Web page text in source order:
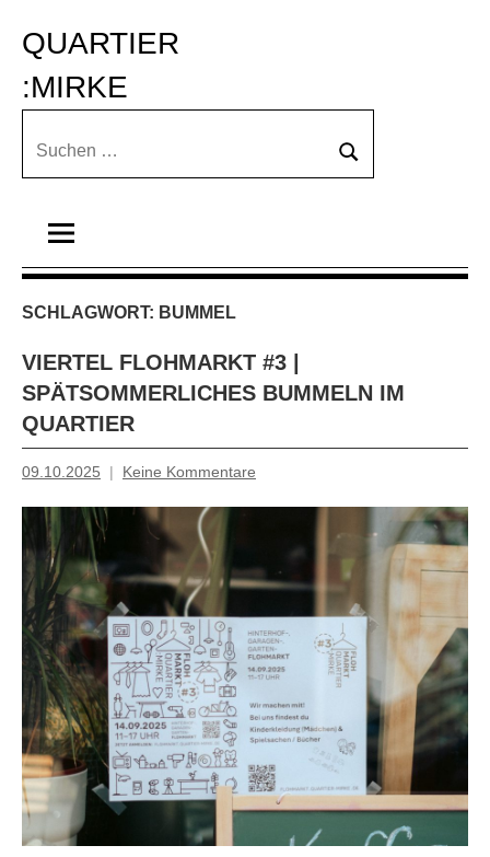
Inhalt
springen
QUARTIER
:MIRKE
Suchen
Suchen
SCHLAGWORT: BUMMEL
VIERTEL FLOHMARKT #3 |
SPÄTSOMMERLICHES BUMMELN IM
QUARTIER
09.10.2025
Tiziana
Keine Kommentare